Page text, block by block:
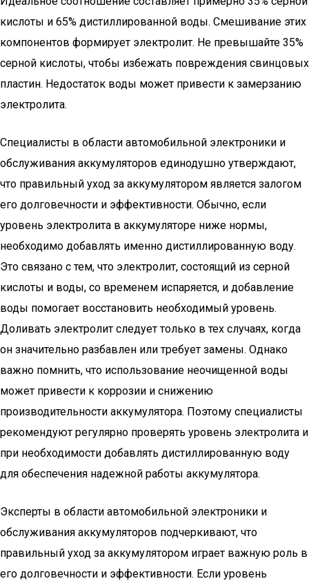
кислоты и 65% дистиллированной воды. Смешивание этих
компонентов формирует электролит. Не превышайте 35%
серной кислоты, чтобы избежать повреждения свинцовых
пластин. Недостаток воды может привести к замерзанию
электролита.
Специалисты в области автомобильной электроники и
обслуживания аккумуляторов единодушно утверждают,
что правильный уход за аккумулятором является залогом
его долговечности и эффективности. Обычно, если
уровень электролита в аккумуляторе ниже нормы,
необходимо добавлять именно дистиллированную воду.
Это связано с тем, что электролит, состоящий из серной
кислоты и воды, со временем испаряется, и добавление
воды помогает восстановить необходимый уровень.
Доливать электролит следует только в тех случаях, когда
он значительно разбавлен или требует замены. Однако
важно помнить, что использование неочищенной воды
может привести к коррозии и снижению
производительности аккумулятора. Поэтому специалисты
рекомендуют регулярно проверять уровень электролита и
при необходимости добавлять дистиллированную воду
для обеспечения надежной работы аккумулятора.
Эксперты в области автомобильной электроники и
обслуживания аккумуляторов подчеркивают, что
правильный уход за аккумулятором играет важную роль в
его долговечности и эффективности. Если уровень